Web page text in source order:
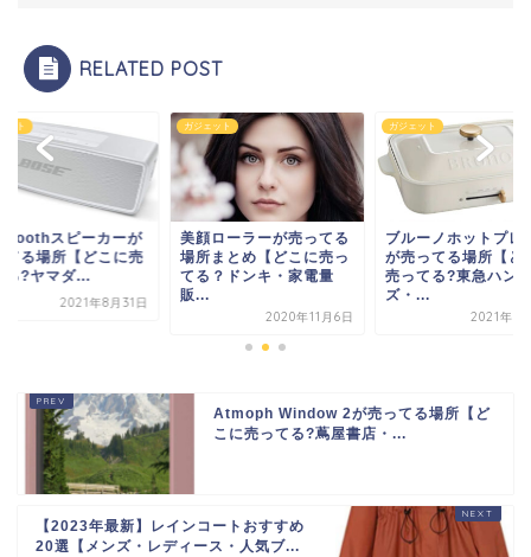
RELATED POST
ット
スピーカーが
てる場所【どこに売
る?ヤマダ...
2021年8月31日
ガジェット
美顔ローラーが売ってる
場所まとめ【どこに売っ
てる？ドンキ・家電量
販...
2020年11月6日
ガジェット
ブルーノホットプレ
が売ってる場所【ど
売ってる?東急ハン
ズ・...
2021年3
Atmoph Window 2が売ってる場所【ど
こに売ってる?蔦屋書店・...
【2023年最新】レインコートおすすめ
20選【メンズ・レディース・人気ブ...